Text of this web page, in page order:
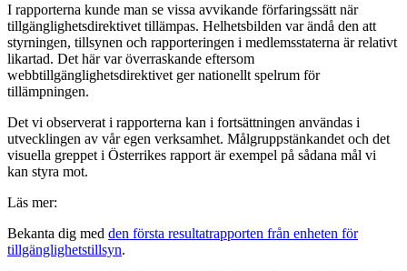
I rapporterna kunde man se vissa avvikande förfaringssätt när
tillgänglighetsdirektivet tillämpas. Helhetsbilden var ändå den att
styrningen, tillsynen och rapporteringen i medlemsstaterna är relativt
likartad. Det här var överraskande eftersom
webbtillgänglighetsdirektivet ger nationellt spelrum för
tillämpningen.
Det vi observerat i rapporterna kan i fortsättningen användas i
utvecklingen av vår egen verksamhet. Målgruppstänkandet och det
visuella greppet i Österrikes rapport är exempel på sådana mål vi
kan styra mot.
Läs mer:
Bekanta dig med den första resultatrapporten från enheten för
tillgänglighetstillsyn.